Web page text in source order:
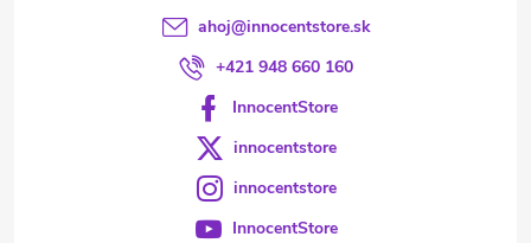
ahoj@innocentstore.sk
+421 948 660 160
InnocentStore
innocentstore
innocentstore
InnocentStore